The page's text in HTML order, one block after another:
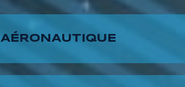
7
8
6
7
AÉRONAUTIQUE